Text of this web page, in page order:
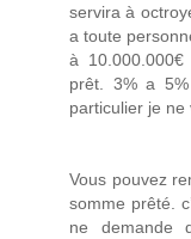
servira à
a toute
à
prêt. 3% a
particulier je ne
Vous pouvez
somme prêté.
ne demande